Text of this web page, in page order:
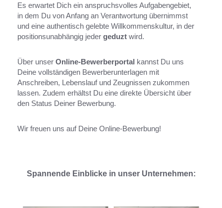
Es erwartet Dich ein anspruchsvolles Aufgabengebiet,
in dem Du von Anfang an Verantwortung übernimmst
und eine authentisch gelebte Willkommenskultur, in der
positionsunabhängig jeder geduzt wird.
Über unser Online-Bewerberportal kannst Du uns
Deine vollständigen Bewerberunterlagen mit
Anschreiben, Lebenslauf und Zeugnissen zukommen
lassen. Zudem erhältst Du eine direkte Übersicht über
den Status Deiner Bewerbung.
Wir freuen uns auf Deine Online-Bewerbung!
Spannende Einblicke in unser Unternehmen: